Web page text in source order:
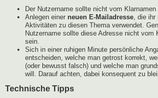
Der Nutzername sollte nicht vom Klarnamen
Anlegen einer neuen E-Mailadresse , die
Aktivitäten zu diesen Thema verwendet.
Nutzername sollte diese Adresse nicht vom
sein.
Sich in einer ruhigen Minute persönliche
entscheiden, welche man getrost korrekt,
(oder bewusst falsch) und welche man
will. Darauf achten, dabei konsequent zu
Technische Tipps